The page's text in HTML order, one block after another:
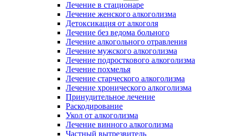
Лечение в стационаре
Лечение женского алкоголизма
Детоксикация от алкоголя
Лечение без ведома больного
Лечение алкогольного отравления
Лечение мужского алкоголизма
Лечение подросткового алкоголизма
Лечение похмелья
Лечение старческого алкоголизма
Лечение хронического алкоголизма
Принудительное лечение
Раскодирование
Укол от алкоголизма
Лечение винного алкоголизма
Частный вытрезвитель